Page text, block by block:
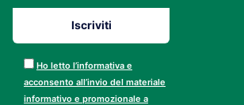
Ho letto l’informativa e
acconsento all’invio del materiale
informativo e promozionale a